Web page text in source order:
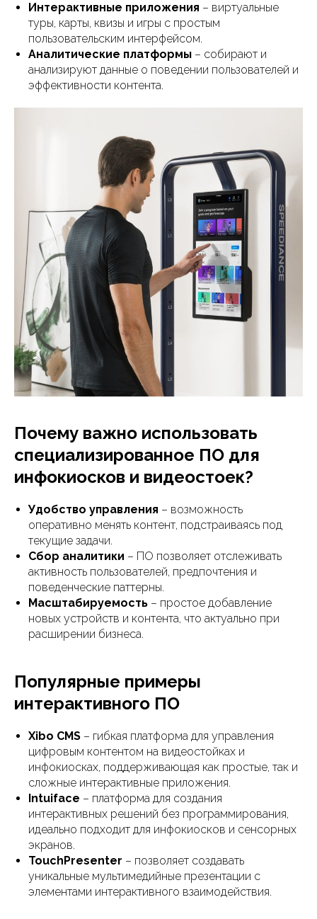
Интерактивные приложения – виртуальные
туры, карты, квизы и игры с простым
пользовательским интерфейсом.
Аналитические платформы – собирают и
анализируют данные о поведении пользователей и
эффективности контента.
Почему важно использовать
специализированное ПО для
инфокиосков и видеостоек?
Удобство управления – возможность
оперативно менять контент, подстраиваясь под
текущие задачи.
Сбор аналитики – ПО позволяет отслеживать
активность пользователей, предпочтения и
поведенческие паттерны.
Масштабируемость – простое добавление
новых устройств и контента, что актуально при
расширении бизнеса.
Популярные примеры
интерактивного ПО
Xibo CMS – гибкая платформа для управления
цифровым контентом на видеостойках и
инфокиосках, поддерживающая как простые, так и
сложные интерактивные приложения.
Intuiface – платформа для создания
интерактивных решений без программирования,
идеально подходит для инфокиосков и сенсорных
экранов.
TouchPresenter – позволяет создавать
уникальные мультимедийные презентации с
элементами интерактивного взаимодействия.